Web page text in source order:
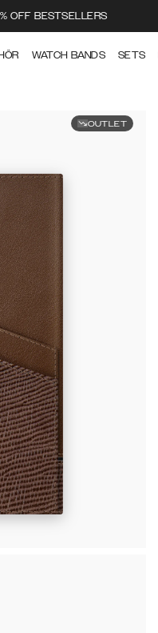
OFF BESTSELLERS
WATCH BANDS SETS
OUTLET